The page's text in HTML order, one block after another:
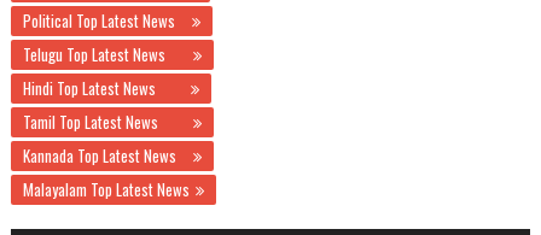
Political Top Latest News
Telugu Top Latest News
Hindi Top Latest News
Tamil Top Latest News
Kannada Top Latest News
Malayalam Top Latest News